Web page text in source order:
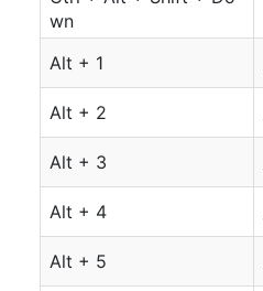
wn
Alt + 1
Alt + 2
Alt + 3
Alt + 4
Alt + 5